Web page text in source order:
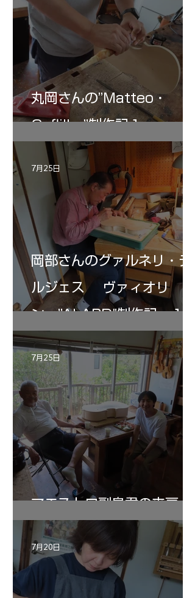
丸岡さんの”Matteo・
Gofliller”制作記１
岡部さんのグァルネリ・デ
ルジェス ヴァィオリ
ン ”ALARD"制作記 １2
7月25日
マエストロ副島君の来房
7月25日
7月20日